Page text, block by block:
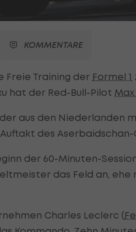
KOMMENTARE
Freie Training der Formel 1
hat der Red-Bull-Pilot
aus den Niederlanden
des Aserbaidschan-
der 60-Minuten-
das Feld an, ehe
Charles Leclerc (